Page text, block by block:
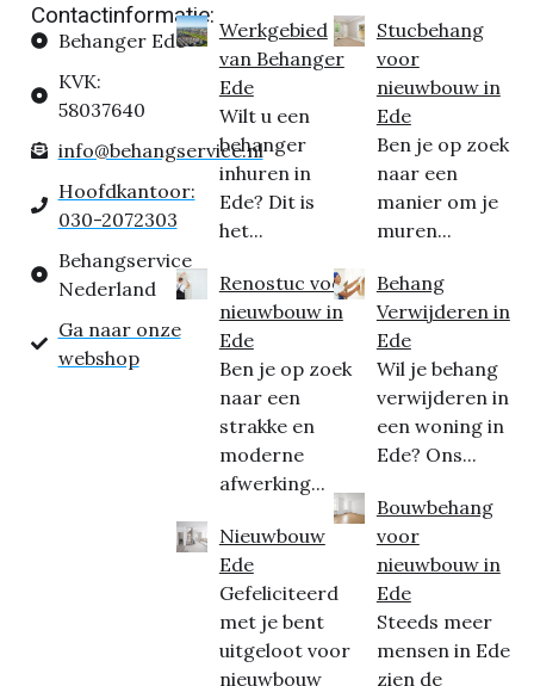
Contactinformatie:
Behanger Ede
KVK:
58037640
info@behangservice.nl
Hoofdkantoor:
030-2072303
Behangservice
Nederland
Ga naar onze
webshop
Werkgebied
van Behanger
Ede
Wilt u een
behanger
inhuren in
Ede? Dit is
het...
Renostuc voor
nieuwbouw in
Ede
Ben je op zoek
naar een
strakke en
moderne
afwerking...
Nieuwbouw
Ede
Gefeliciteerd
met je bent
uitgeloot voor
nieuwbouw
Stucbehang
voor
nieuwbouw in
Ede
Ben je op zoek
naar een
manier om je
muren...
Behang
Verwijderen in
Ede
Wil je behang
verwijderen in
een woning in
Ede? Ons...
Bouwbehang
voor
nieuwbouw in
Ede
Steeds meer
mensen in Ede
zien de